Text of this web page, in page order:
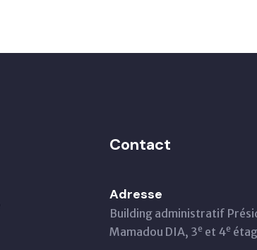
Contact
Adresse
Building administratif
Mamadou DIA, 3e et 4e